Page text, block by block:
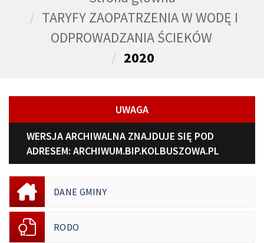
TARYFY ZAOPATRZENIA W WODĘ I
ODPROWADZANIA ŚCIEKÓW
2020
UWAGA
WERSJA ARCHIWALNA ZNAJDUJE SIĘ POD
ADRESEM: ARCHIWUM.BIP.KOLBUSZOWA.PL
DANE GMINY
RODO